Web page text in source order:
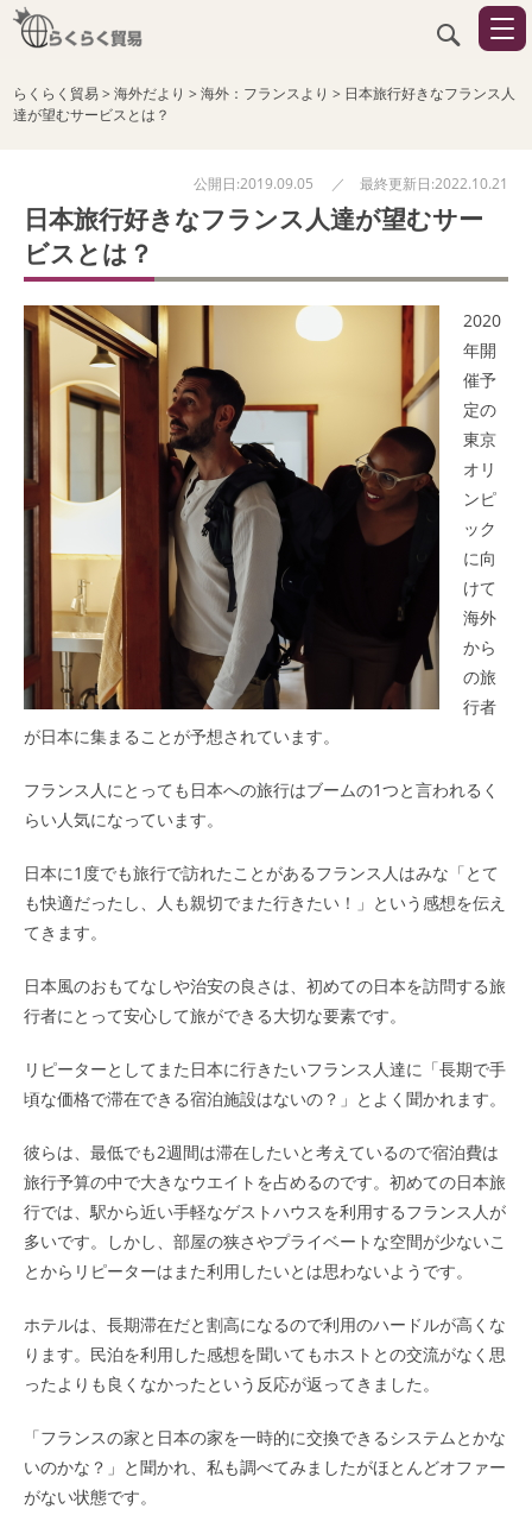
らくらく貿易>海外だより >海外：フランスより > 日本旅行好きなフランス人
達が望むサービスとは？
公開日:2019.09.05 ／ 最終更新日:2022.10.21
日本旅行好きなフランス人達が望むサー
ビスとは？
2020
年開
催予
定の
東京
オリ
ンピ
ック
に向
けて
海外
から
の旅
行者
が日本に集まることが予想されています。
フランス人にとっても日本への旅行はブームの1つと言われるく
らい人気になっています。
日本に1度でも旅行で訪れたことがあるフランス人はみな「とて
も快適だったし、人も親切でまた行きたい！」という感想を伝え
てきます。
日本風のおもてなしや治安の良さは、初めての日本を訪問する旅
行者にとって安心して旅ができる大切な要素です。
リピーターとしてまた日本に行きたいフランス人達に「長期で手
頃な価格で滞在できる宿泊施設はないの？」とよく聞かれます。
彼らは、最低でも2週間は滞在したいと考えているので宿泊費は
旅行予算の中で大きなウエイトを占めるのです。初めての日本旅
行では、駅から近い手軽なゲストハウスを利用するフランス人が
多いです。しかし、部屋の狭さやプライベートな空間が少ないこ
とからリピーターはまた利用したいとは思わないようです。
ホテルは、長期滞在だと割高になるので利用のハードルが高くな
ります。民泊を利用した感想を聞いてもホストとの交流がなく思
ったよりも良くなかったという反応が返ってきました。
「フランスの家と日本の家を一時的に交換できるシステムとかな
いのかな？」と聞かれ、私も調べてみましたがほとんどオファー
がない状態です。